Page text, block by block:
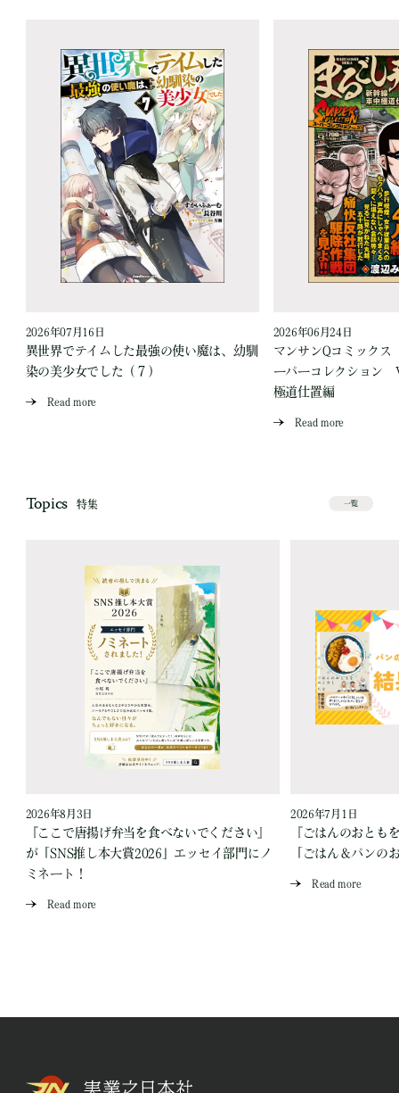
2026年07月16日
異世界でテイムした最強の使い魔は、幼馴
染の美少女でした（７）
Read more
2026年06月24日
マンサンQコミック
ーパーコレクション
極道仕置編
Read more
Topics 特集 一覧
2026年8月3日
『ここで唐揚げ弁当を食べないでください』
が「SNS推し本大賞2026」エッセイ部門にノ
ミネート！
Read more
2026年7月1日
『ごはんのおとも
「ごはん＆パンの
Read more